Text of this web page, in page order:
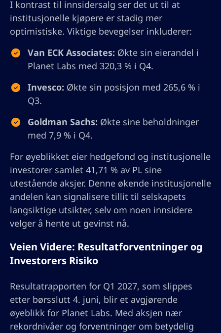
I kontrast til innsidersalg ser det ut til at
institusjonelle kjøpere er stadig mer
optimistiske. Viktige bevegelser inkluderer:
Van ECK Associates: Økte sin eierandel i
Planet Labs med 320,3 % i Q4.
Invesco: Økte sin posisjon med 265,6 % i
Q3.
Goldman Sachs: Økte sine beholdninger
med 7,9 % i Q4.
For øyeblikket eier hedgefond og institusjonelle
investorer samlet 41,71 % av PL sine
utestående aksjer. Denne økende institusjonelle
andelen kan signalisere tillit til selskapets
langsiktige utsikter, selv om noen innsidere
velger å hente ut gevinst nå.
Veien Videre: Resultatforventninger og
Investorers Risiko
Resultatrapporten for Q1 2027, som slippes
etter børsslutt 4. juni, blir et avgjørende
øyeblikk for Planet Labs. Med aksjen nær
rekordnivåer og forventninger om betydelig